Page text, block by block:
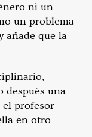
ni un
un problema
añade que la
después una
el profesor
en otro